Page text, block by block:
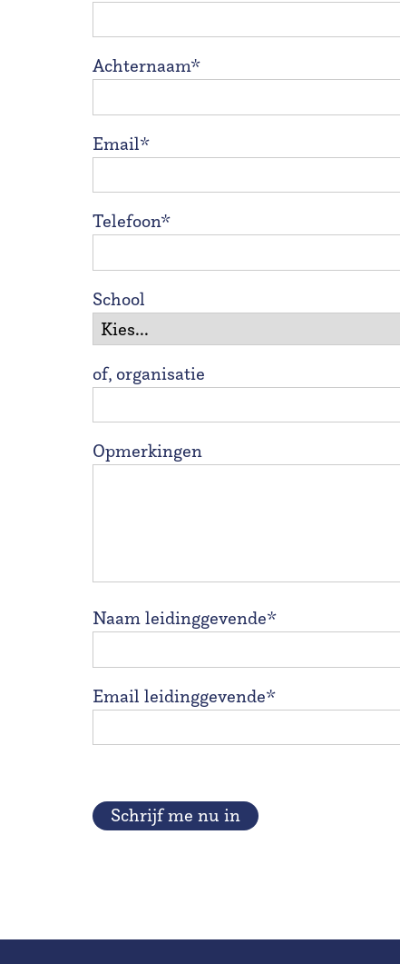
Achternaam*
Email*
Telefoon*
School
of, organisatie
Opmerkingen
Naam leidinggevende*
Email leidinggevende*
Schrijf me nu in